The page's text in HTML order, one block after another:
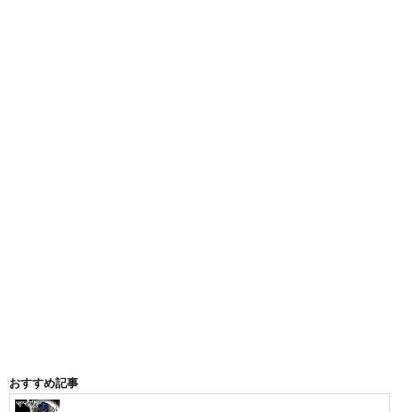
おすすめ記事